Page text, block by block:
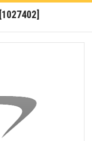
[1027402]